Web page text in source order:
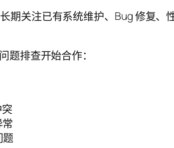
期关注已有系统维护、Bug 修复
题排查开始合作：
题